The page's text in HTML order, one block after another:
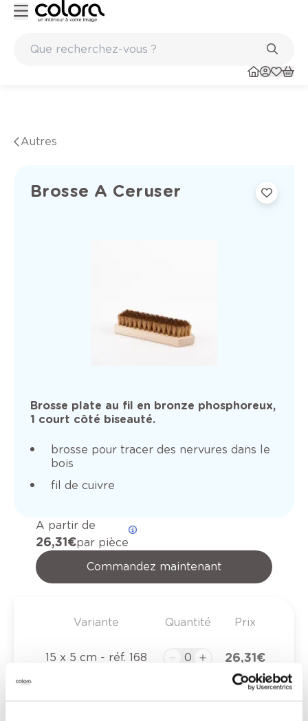
Autres
Brosse A Ceruser
Brosse plate au fil en bronze phosphoreux,
1 court côté biseauté.
brosse pour tracer des nervures dans le
bois
fil de cuivre
A partir de
26,31 €par pièce
Commandez maintenant
Variante Quantité Prix
15 x 5 cm - réf. 168 26,31 €